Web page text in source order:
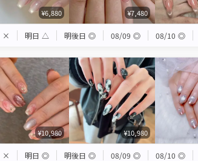
¥6,880 ¥7,480
× 明日 △ 明後日 ◎ 08/09 ◎ 08/10 ◎
¥10,980 ¥10,980
× 明日 ◎ 明後日 ◎ 08/09 ◎ 08/10 ◎